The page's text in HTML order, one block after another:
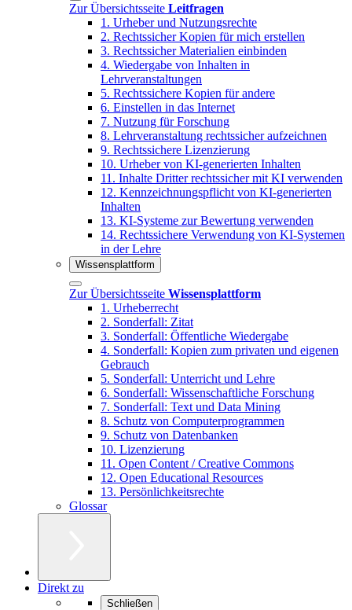
Zur Übersichtsseite Leitfragen
1. Urheber und Nutzungsrechte
2. Rechtssicher Kopien für mich erstellen
3. Rechtssicher Materialien einbinden
4. Wiedergabe von Inhalten in
Lehrveranstaltungen
5. Rechtssichere Kopien für andere
6. Einstellen in das Internet
7. Nutzung für Forschung
8. Lehrveranstaltung rechtssicher aufzeichnen
9. Rechtssichere Lizenzierung
10. Urheber von KI-generierten Inhalten
11. Inhalte Dritter rechtssicher mit KI verwenden
12. Kennzeichnungspflicht von KI-generierten
Inhalten
13. KI-Systeme zur Bewertung verwenden
14. Rechtssichere Verwendung von KI-Systemen
in der Lehre
Wissensplattform
Zur Übersichtsseite Wissensplattform
1. Urheberrecht
2. Sonderfall: Zitat
3. Sonderfall: Öffentliche Wiedergabe
4. Sonderfall: Kopien zum privaten und eigenen
Gebrauch
5. Sonderfall: Unterricht und Lehre
6. Sonderfall: Wissenschaftliche Forschung
7. Sonderfall: Text und Data Mining
8. Schutz von Computerprogrammen
9. Schutz von Datenbanken
10. Lizenzierung
11. Open Content / Creative Commons
12. Open Educational Resources
13. Persönlichkeitsrechte
Glossar
Direkt zu
Schließen